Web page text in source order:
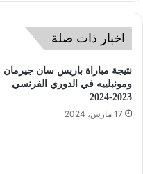
اخبار ذات صلة
نتيجة مباراة باريس سان جيرمان
ومونبلييه في الدوري الفرنسي
2023-2024
17 مارس، 2024